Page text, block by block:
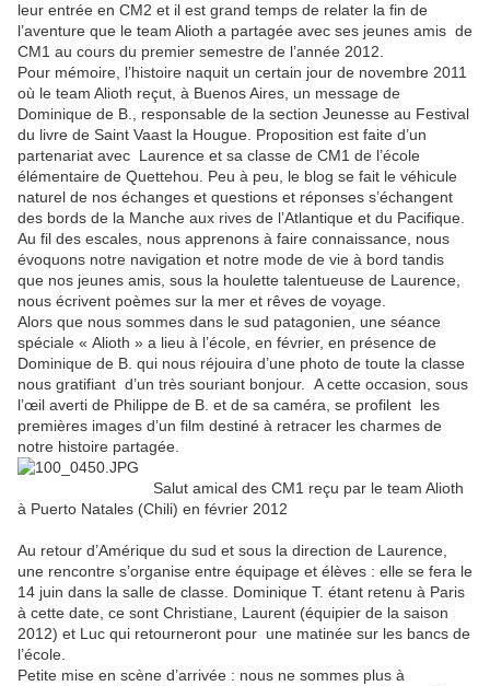
leur entrée en CM2 et il est grand temps de relater la fin de
l’aventure que le team Alioth a partagée avec ses jeunes amis de
CM1 au cours du premier semestre de l’année 2012.
Pour mémoire, l’histoire naquit un certain jour de novembre 2011
où le team Alioth reçut, à Buenos Aires, un message de
Dominique de B., responsable de la section Jeunesse au Festival
du livre de Saint Vaast la Hougue. Proposition est faite d’un
partenariat avec Laurence et sa classe de CM1 de l’école
élémentaire de Quettehou. Peu à peu, le blog se fait le véhicule
naturel de nos échanges et questions et réponses s’échangent
des bords de la Manche aux rives de l’Atlantique et du Pacifique.
Au fil des escales, nous apprenons à faire connaissance, nous
évoquons notre navigation et notre mode de vie à bord tandis
que nos jeunes amis, sous la houlette talentueuse de Laurence,
nous écrivent poèmes sur la mer et rêves de voyage.
Alors que nous sommes dans le sud patagonien, une séance
spéciale « Alioth » a lieu à l’école, en février, en présence de
Dominique de B. qui nous réjouira d’une photo de toute la classe
nous gratifiant d’un très souriant bonjour. A cette occasion, sous
l’œil averti de Philippe de B. et de sa caméra, se profilent les
premières images d’un film destiné à retracer les charmes de
notre histoire partagée.
Salut amical des CM1 reçu par le team Alioth
à Puerto Natales (Chili) en février 2012
Au retour d’Amérique du sud et sous la direction de Laurence,
une rencontre s’organise entre équipage et élèves : elle se fera le
14 juin dans la salle de classe. Dominique T. étant retenu à Paris
à cette date, ce sont Christiane, Laurent (équipier de la saison
2012) et Luc qui retourneront pour une matinée sur les bancs de
l’école.
Petite mise en scène d’arrivée : nous ne sommes plus à